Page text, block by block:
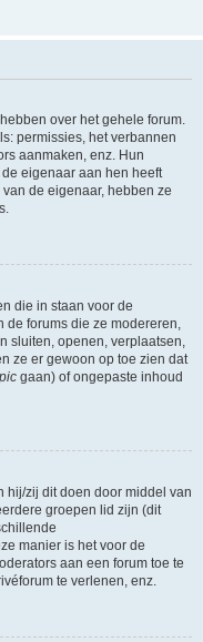
over het gehele forum.
permissies, het verbannen
aanmaken, enz. Hun
eigenaar aan hen heeft
de eigenaar, hebben ze
die in staan voor de
de forums die ze modereren,
sluiten, openen, verplaatsen,
ze er gewoon op toe zien dat
gaan) of ongepaste inhoud
hij/zij dit doen door middel van
groepen lid zijn (dit
manier is het voor de
aan een forum toe te
te verlenen, enz.